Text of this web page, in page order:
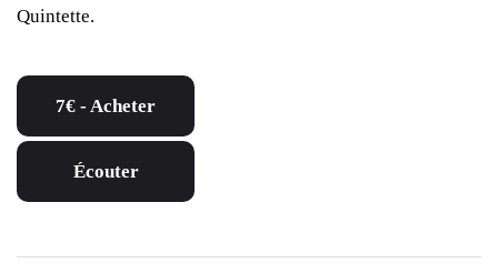
Quintette.
7€ - Acheter
Écouter